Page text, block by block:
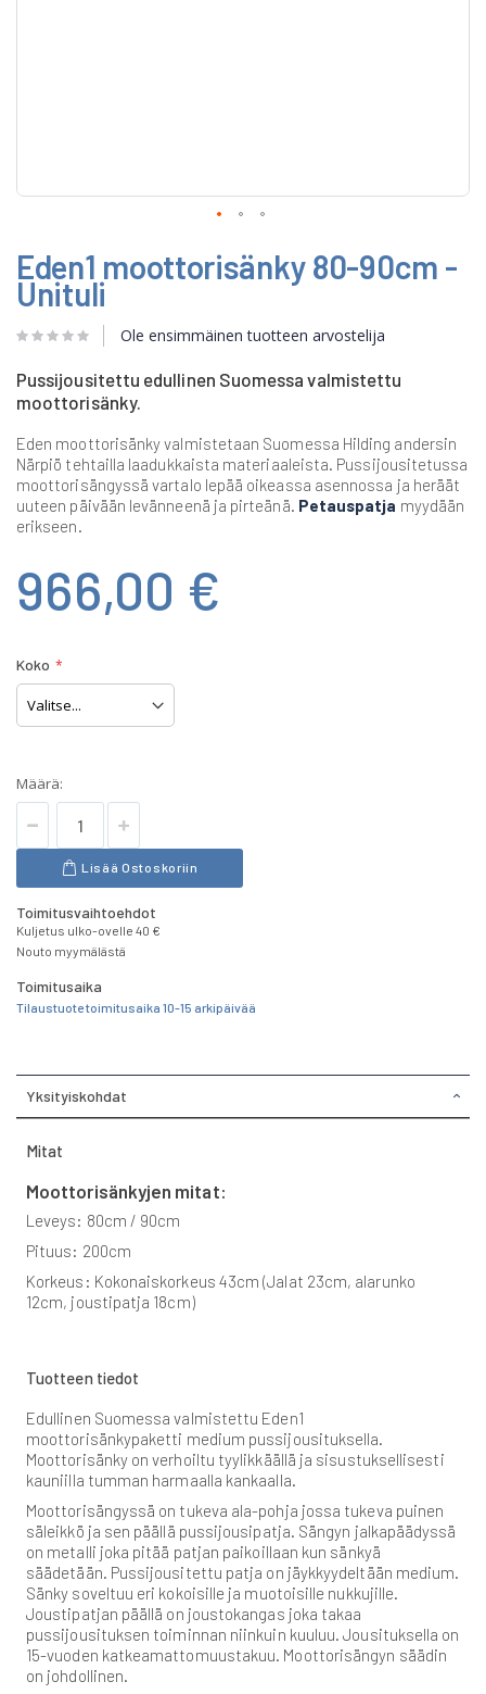
to
the
beginning
the
gallery
Eden1 moottorisänky 80-90cm -
Unituli
Ole ensimmäinen tuotteen arvostelija
Pussijousitettu edullinen Suomessa valmistettu
moottorisänky.
Eden moottorisänky valmistetaan Suomessa Hilding andersin
Närpiö tehtailla laadukkaista materiaaleista. Pussijousitetussa
moottorisängyssä vartalo lepää oikeassa asennossa ja heräät
uuteen päivään levänneenä ja pirteänä. Petauspatja myydään
erikseen.
966,00 €
Koko
Määrä:
Lisää Ostoskoriin
Toimitusvaihtoehdot
Kuljetus ulko-ovelle 40 €
Nouto myymälästä
Toimitusaika
Tilaustuote toimitusaika 10-15 arkipäivää
Yksityiskohdat
Mitat
Moottorisänkyjen mitat:
Leveys: 80cm / 90cm
Pituus: 200cm
Korkeus: Kokonaiskorkeus 43cm (Jalat 23cm, alarunko
12cm, joustipatja 18cm)
Tuotteen tiedot
Edullinen Suomessa valmistettu Eden1
moottorisänkypaketti medium pussijousituksella.
Moottorisänky on verhoiltu tyylikkäällä ja sisustuksellisesti
kauniilla tumman harmaalla kankaalla.
Moottorisängyssä on tukeva ala-pohja jossa tukeva puinen
säleikkö ja sen päällä pussijousipatja. Sängyn jalkapäädyssä
on metalli joka pitää patjan paikoillaan kun sänkyä
säädetään. Pussijousitettu patja on jäykkyydeltään medium.
Sänky soveltuu eri kokoisille ja muotoisille nukkujille.
Joustipatjan päällä on joustokangas joka takaa
pussijousituksen toiminnan niinkuin kuuluu. Jousituksella on
15-vuoden katkeamattomuustakuu. Moottorisängyn säädin
on johdollinen.